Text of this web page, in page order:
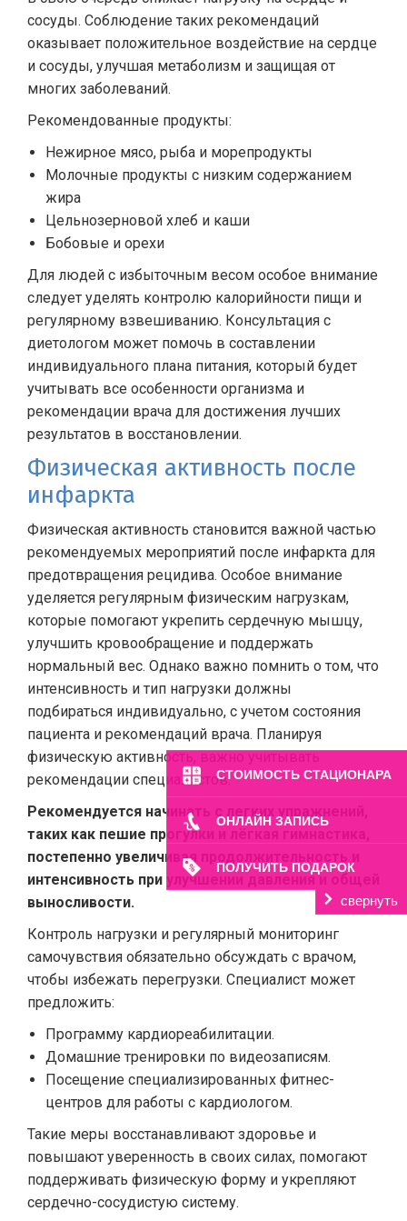
СТОИМОСТЬ СТАЦИОНАРА
ОНЛАЙН ЗАПИСЬ
ПОЛУЧИТЬ ПОДАРОК
свернуть
сосуды. Соблюдение таких рекомендаций
оказывает положительное воздействие на сердце
и сосуды, улучшая метаболизм и защищая от
многих заболеваний.
Рекомендованные продукты:
Нежирное мясо, рыба и морепродукты
Молочные продукты с низким содержанием
жира
Цельнозерновой хлеб и каши
Бобовые и орехи
Для людей с избыточным весом особое внимание
следует уделять контролю калорийности пищи и
регулярному взвешиванию. Консультация с
диетологом может помочь в составлении
индивидуального плана питания, который будет
учитывать все особенности организма и
рекомендации врача для достижения лучших
результатов в восстановлении.
Физическая активность после
инфаркта
Физическая активность становится важной частью
рекомендуемых мероприятий после инфаркта для
предотвращения рецидива. Особое внимание
уделяется регулярным физическим нагрузкам,
которые помогают укрепить сердечную мышцу,
улучшить кровообращение и поддержать
нормальный вес. Однако важно помнить о том, что
интенсивность и тип нагрузки должны
подбираться индивидуально, с учетом состояния
пациента и рекомендаций врача. Планируя
физическую активность, важно учитывать
рекомендации специалистов.
Рекомендуется начинать с легких упражнений,
таких как пешие прогулки и лёгкая гимнастика,
постепенно увеличивая продолжительность и
интенсивность при улучшении давления и общей
выносливости.
Контроль нагрузки и регулярный мониторинг
самочувствия обязательно обсуждать с врачом,
чтобы избежать перегрузки. Специалист может
предложить:
Программу кардиореабилитации.
Домашние тренировки по видеозаписям.
Посещение специализированных фитнес-
центров для работы с кардиологом.
Такие меры восстанавливают здоровье и
повышают уверенность в своих силах, помогают
поддерживать физическую форму и укрепляют
сердечно-сосудистую систему.